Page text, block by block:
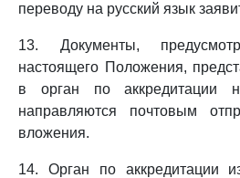
переводу на русский язык
13. Документы,
настоящего Положения,
в орган по аккредитации
направляются почтовым
вложения.
14. Орган по аккредитации